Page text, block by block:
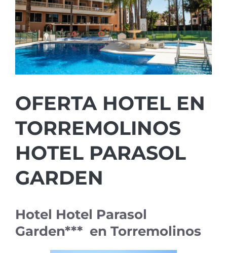
OFERTA HOTEL EN
TORREMOLINOS
HOTEL PARASOL
GARDEN
Hotel Hotel Parasol
Garden*** en Torremolinos